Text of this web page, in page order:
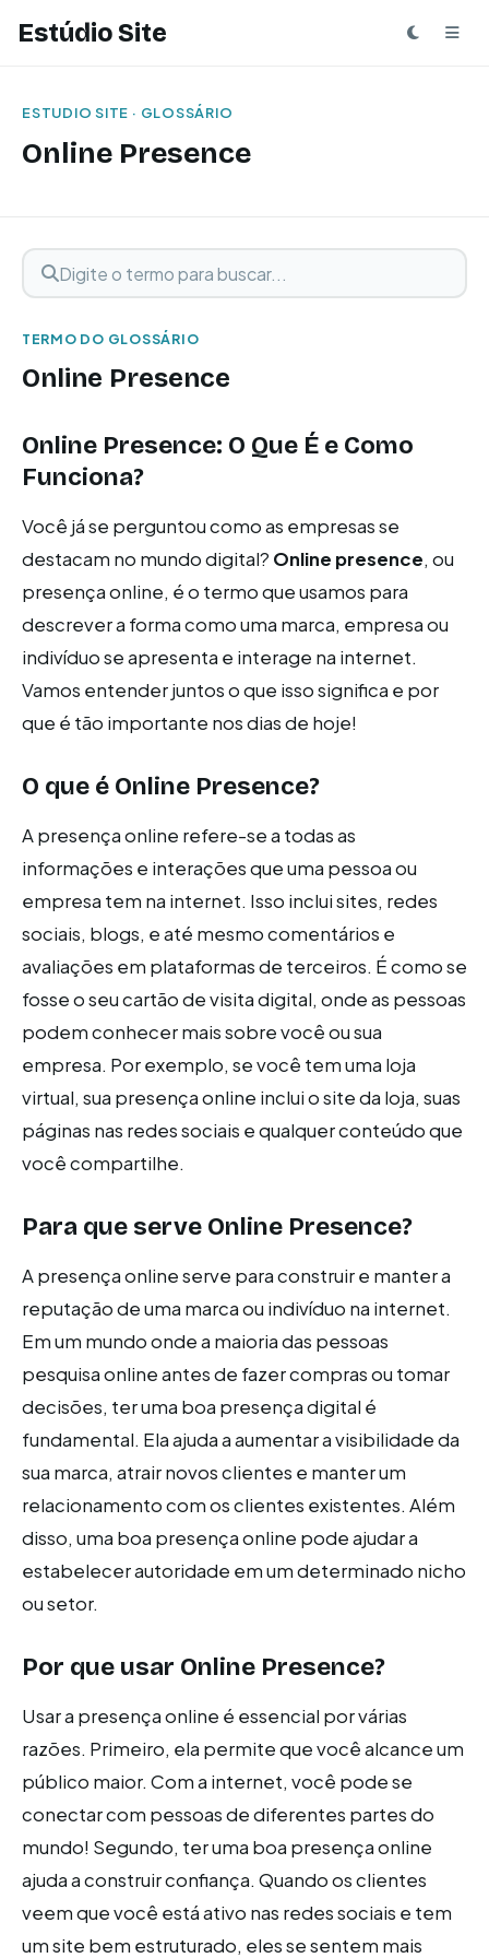
Estúdio Site
ESTUDIO SITE · GLOSSÁRIO
Online Presence
Buscar termo
Digite o termo para buscar
TERMO DO GLOSSÁRIO
Online Presence
Online Presence: O Que É e Como
Funciona?
Você já se perguntou como as empresas se
destacam no mundo digital? Online presence, ou
presença online, é o termo que usamos para
descrever a forma como uma marca, empresa ou
indivíduo se apresenta e interage na internet.
Vamos entender juntos o que isso significa e por
que é tão importante nos dias de hoje!
O que é Online Presence?
A presença online refere-se a todas as
informações e interações que uma pessoa ou
empresa tem na internet. Isso inclui sites, redes
sociais, blogs, e até mesmo comentários e
avaliações em plataformas de terceiros. É como se
fosse o seu cartão de visita digital, onde as pessoas
podem conhecer mais sobre você ou sua
empresa. Por exemplo, se você tem uma loja
virtual, sua presença online inclui o site da loja, suas
páginas nas redes sociais e qualquer conteúdo que
você compartilhe.
Para que serve Online Presence?
A presença online serve para construir e manter a
reputação de uma marca ou indivíduo na internet.
Em um mundo onde a maioria das pessoas
pesquisa online antes de fazer compras ou tomar
decisões, ter uma boa presença digital é
fundamental. Ela ajuda a aumentar a visibilidade da
sua marca, atrair novos clientes e manter um
relacionamento com os clientes existentes. Além
disso, uma boa presença online pode ajudar a
estabelecer autoridade em um determinado nicho
ou setor.
Por que usar Online Presence?
Usar a presença online é essencial por várias
razões. Primeiro, ela permite que você alcance um
público maior. Com a internet, você pode se
conectar com pessoas de diferentes partes do
mundo! Segundo, ter uma boa presença online
ajuda a construir confiança. Quando os clientes
veem que você está ativo nas redes sociais e tem
um site bem estruturado, eles se sentem mais